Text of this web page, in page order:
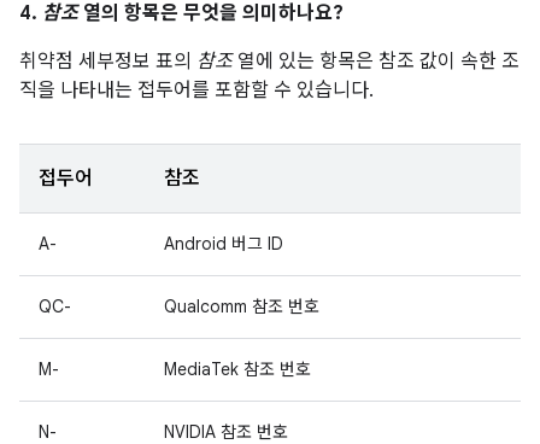
4. 참조열의 항목은 무엇을 의미하나요?
취약점 세부정보 표의 참조열에 있는 항목은 참조 값이 속한 조
직을 나타내는 접두어를 포함할 수 있습니다.
접두어 참조
A- Android 버그 ID
QC- Qualcomm 참조 번호
M- MediaTek 참조 번호
N- NVIDIA 참조 번호